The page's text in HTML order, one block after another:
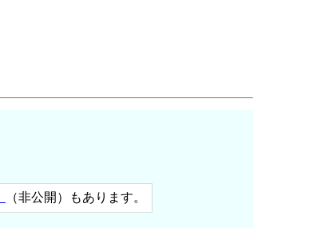
（非公開）もあります。